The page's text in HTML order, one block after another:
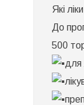
Які
До
500
для